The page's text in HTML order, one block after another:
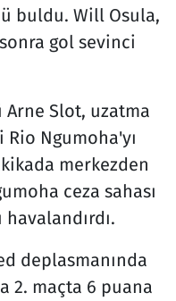
buldu. Will Osula,
gol sevinci
Slot, uzatma
Rio Ngumoha'yı
merkezden
ceza sahası
deplasmanında
2. maçta 6 puana